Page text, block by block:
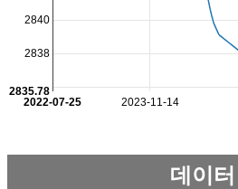
2023-11-14
2022-07-25
2838
2840
2835.78
데이터